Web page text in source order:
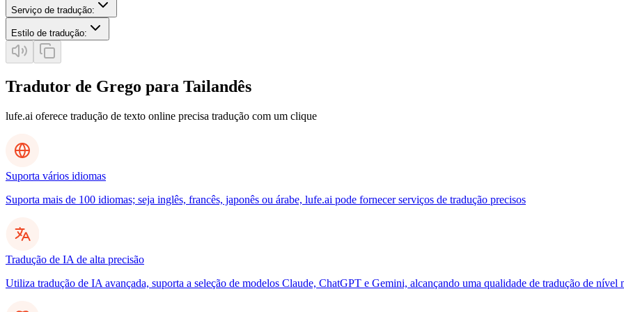
Serviço de tradução:
Estilo de tradução:
Tradutor de Grego para Tailandês
lufe.ai oferece tradução de texto online precisa tradução com um clique
Suporta vários idiomas
Suporta mais de 100 idiomas; seja inglês, francês, japonês ou árabe, lufe.ai pode fornecer serviços de tradução precisos
Tradução de IA de alta precisão
Utiliza tradução de IA avançada, suporta a seleção de modelos Claude, ChatGPT e Gemini, alcançando uma qualidade de tradução de nível